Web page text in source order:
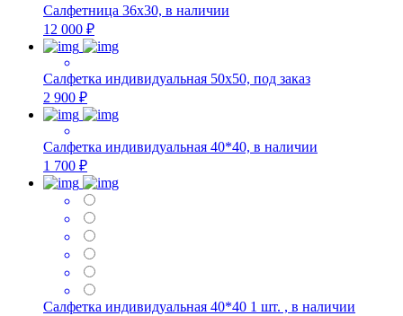
Салфетница 36х30, в наличии
12 000 ₽
Салфетка индивидуальная 50х50, под заказ
2 900 ₽
Салфетка индивидуальная 40*40, в наличии
1 700 ₽
Салфетка индивидуальная 40*40 1 шт. , в наличии